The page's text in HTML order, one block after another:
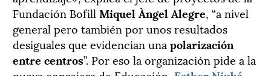
Fundación Bofill Miquel Àngel Alegre, “a nivel
general pero también por unos resultados
desiguales que evidencian una polarización
entre centros”. Por eso la organización pide a la